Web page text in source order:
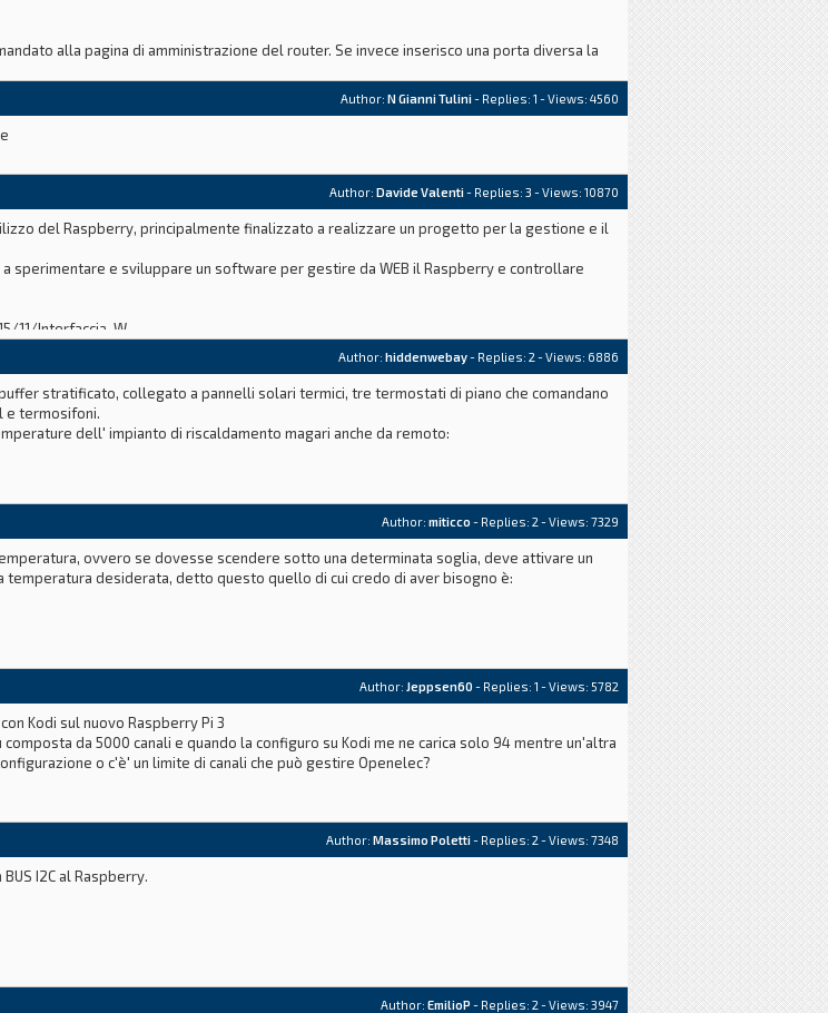
alla pagina di amministrazione del router. Se invece inserisco una porta diversa la
Author: N Gianni Tulini- Replies: 1 - Views: 4560
Author: Davide Valenti- Replies: 3 - Views: 10870
del Raspberry, principalmente finalizzato a realizzare un progetto per la gestione e il
sperimentare e sviluppare un software per gestire da WEB il Raspberry e controllare
11/Interfaccia-W
Author: hiddenwebay- Replies: 2 - Views: 6886
stratificato, collegato a pannelli solari termici, tre termostati di piano che comandano
e termosifoni.
dell' impianto di riscaldamento magari anche da remoto:
Author: miticco - Replies: 2 - Views: 7329
ovvero se dovesse scendere sotto una determinata soglia, deve attivare un
desiderata, detto questo quello di cui credo di aver bisogno è:
Author: Jeppsen60 - Replies: 1 - Views: 5782
Kodi sul nuovo Raspberry Pi 3
da 5000 canali e quando la configuro su Kodi me ne carica solo 94 mentre un'altra
o c'è' un limite di canali che può gestire Openelec?
Author: Massimo Poletti- Replies: 2 - Views: 7348
I2C al Raspberry.
Author: EmilioP - Replies: 2 - Views: 3947